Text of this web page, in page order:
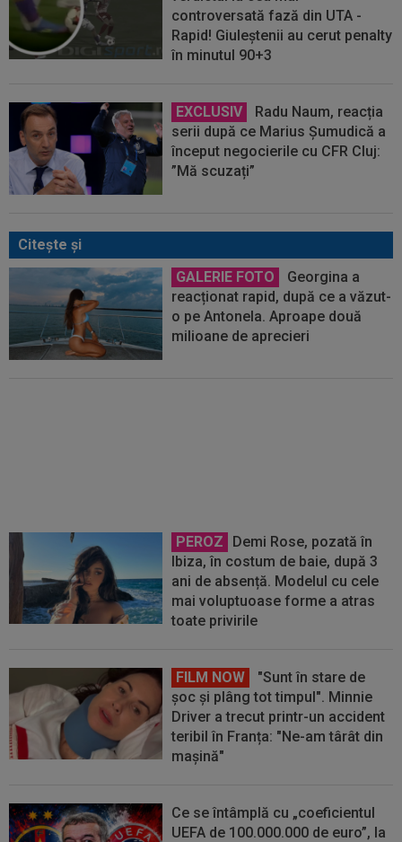
controversată fază din UTA -
Rapid! Giuleștenii au cerut penalty
în minutul 90+3
EXCLUSIV
Radu Naum, reacția
serii după ce Marius Șumudică a
început negocierile cu CFR Cluj:
”Mă scuzați”
Citeşte şi
GALERIE FOTO
Georgina a
reacționat rapid, după ce a văzut-
o pe Antonela. Aproape două
milioane de aprecieri
PEROZ
Demi Rose, pozată în
Ibiza, în costum de baie, după 3
ani de absență. Modelul cu cele
mai voluptuoase forme a atras
toate privirile
FILM NOW
"Sunt în stare de
șoc și plâng tot timpul". Minnie
Driver a trecut printr-un accident
teribil în Franța: "Ne-am târât din
mașină"
Ce se întâmplă cu „coeficientul
UEFA de 100.000.000 de euro”, la